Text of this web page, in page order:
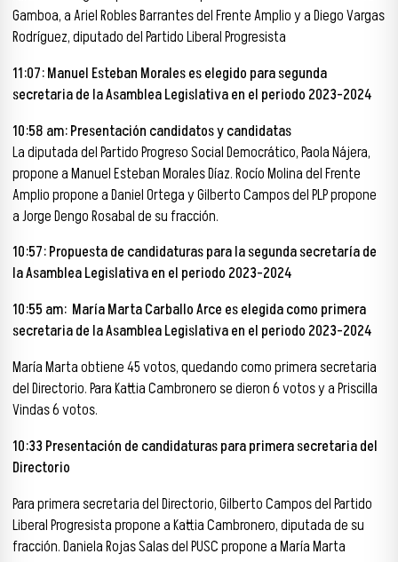
Gamboa, a Ariel Robles Barrantes del Frente Amplio y a Diego Vargas
Rodríguez, diputado del Partido Liberal Progresista
11:07: Manuel Esteban Morales es elegido para segunda
secretaria de la Asamblea Legislativa en el periodo 2023-2024
10:58 am: Presentación candidatos y candidatas
La diputada del Partido Progreso Social Democrático, Paola Nájera,
propone a Manuel Esteban Morales Díaz. Rocío Molina del Frente
Amplio propone a Daniel Ortega y Gilberto Campos del PLP propone
a Jorge Dengo Rosabal de su fracción.
10:57: Propuesta de candidaturas para la segunda secretaría de
la Asamblea Legislativa en el periodo 2023-2024
10:55 am: María Marta Carballo Arce es elegida como primera
secretaria de la Asamblea Legislativa en el periodo 2023-2024
María Marta obtiene 45 votos, quedando como primera secretaria
del Directorio. Para Kattia Cambronero se dieron 6 votos y a Priscilla
Vindas 6 votos.
10:33 Presentación de candidaturas para primera secretaria del
Directorio
Para primera secretaria del Directorio, Gilberto Campos del Partido
Liberal Progresista propone a Kattia Cambronero, diputada de su
fracción. Daniela Rojas Salas del PUSC propone a María Marta